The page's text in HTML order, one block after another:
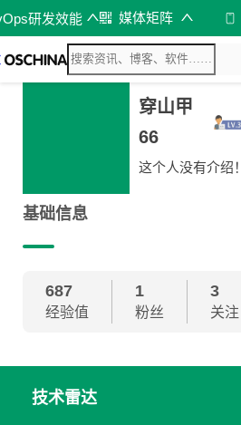
研发效能 媒体矩阵
穿山甲
66
这个人没有介绍！
基础信息
687
经验值
1
粉丝
3
关注
技术雷达